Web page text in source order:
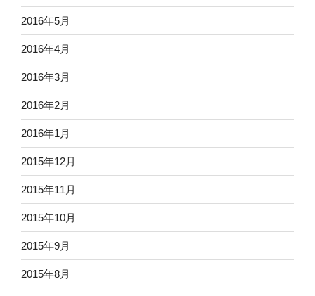
2016年5月
2016年4月
2016年3月
2016年2月
2016年1月
2015年12月
2015年11月
2015年10月
2015年9月
2015年8月